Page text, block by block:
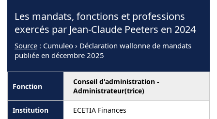
Les mandats, fonctions et professions
exercés par Jean-Claude Peeters en 2024
Source : Cumuleo › Déclaration wallonne de mandats
publiée en décembre 2025
Conseil d'administration -
Administrateur(trice)
ECETIA Finances